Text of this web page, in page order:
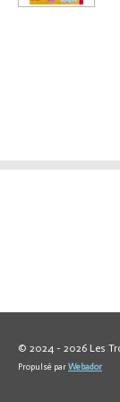
© 2024 - 2026 Les
Propulsé parWebador